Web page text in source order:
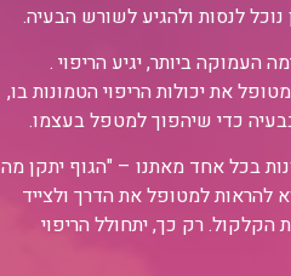
לנסות ולהגיע לשורש הבעיה.
ביותר, יגיע הריפוי .
את יכולות הריפוי הטמונות בו,
כדי שיהפוך למטפל בעצמו.
בכל אחד מאתנו – "הגוף יתקן מה
למטופל את הדרך ולצייד
רק כך, יתחולל הריפוי